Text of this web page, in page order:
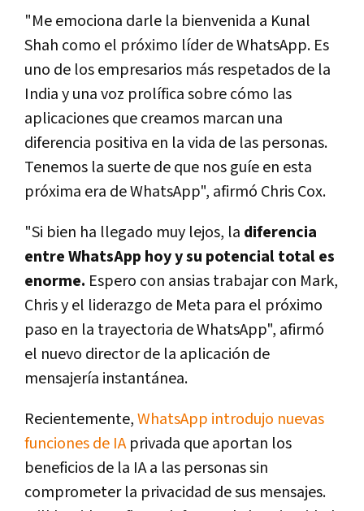
"Me emociona darle la bienvenida a Kunal
Shah como el próximo líder de WhatsApp. Es
uno de los empresarios más respetados de la
India y una voz prolífica sobre cómo las
aplicaciones que creamos marcan una
diferencia positiva en la vida de las personas.
Tenemos la suerte de que nos guíe en esta
próxima era de WhatsApp", afirmó Chris Cox.
"Si bien ha llegado muy lejos, la diferencia
entre WhatsApp hoy y su potencial total es
enorme. Espero con ansias trabajar con Mark,
Chris y el liderazgo de Meta para el próximo
paso en la trayectoria de WhatsApp", afirmó
el nuevo director de la aplicación de
mensajería instantánea.
Recientemente,WhatsApp introdujo nuevas
funciones de IAprivada que aportan los
beneficios de la IA a las personas sin
comprometer la privacidad de sus mensajes.